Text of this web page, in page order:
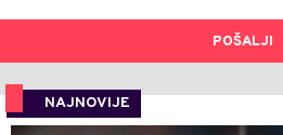
POŠALJI
NAJNOVIJE